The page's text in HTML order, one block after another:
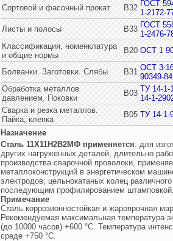
Сортовой и фасонный прокат В32 ГОСТ
1-2172-
Листы и полосы
В33 ГОСТ
1-2476-
Классификация, номенклатура
и общие нормы
В20 ОСТ 1
Болванки. Заготовки. Слябы В31 ОСТ 3-
90349-84
Обработка металлов
давлением. Поковки
В03 ТУ 14-1-
14-1-
Сварка и резка металлов.
Пайка, клепка
В05 ТУ 14-1-
Назначение
Сталь 11Х11Н2В2МФ применяется: для
других нагруженных деталей, длительно
производства сварочной проволоки,
металлоконструкций в энергетическом
электродов; цельнокатаных колец
последующим профилированием
Примечание
Сталь коррозионностойкая и жаропрочная
Рекомендуемая максимальная температура
(до 10000 часов) +600 °C. Температура
среде +750 °C.